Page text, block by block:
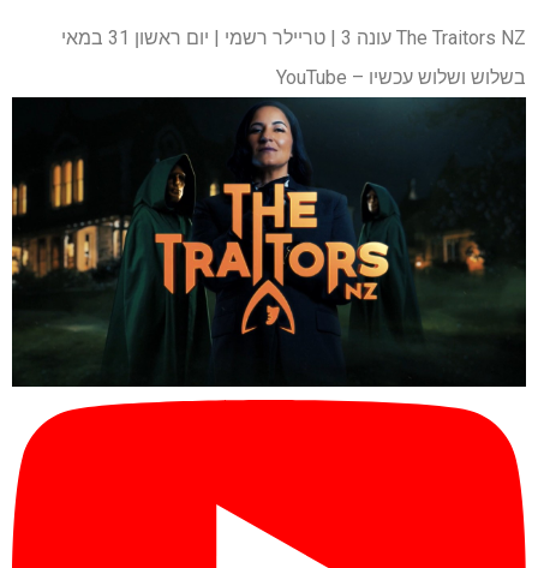
The Traitors NZ עונה 3 | טריילר רשמי | יום ראשון 31 במאי
בשלוש ושלוש עכשיו – YouTube